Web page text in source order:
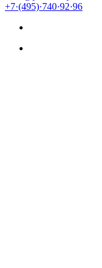
+7·(495)·740·92·96